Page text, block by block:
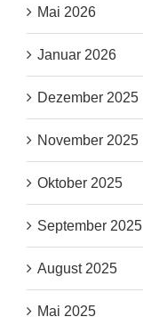
Mai 2026
Januar 2026
Dezember 2025
November 2025
Oktober 2025
September 2025
August 2025
Mai 2025